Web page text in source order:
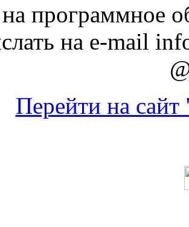
программное
на e-mail
Перейти на